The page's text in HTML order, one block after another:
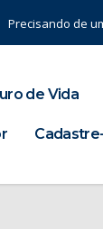
Precisando de
de Vida